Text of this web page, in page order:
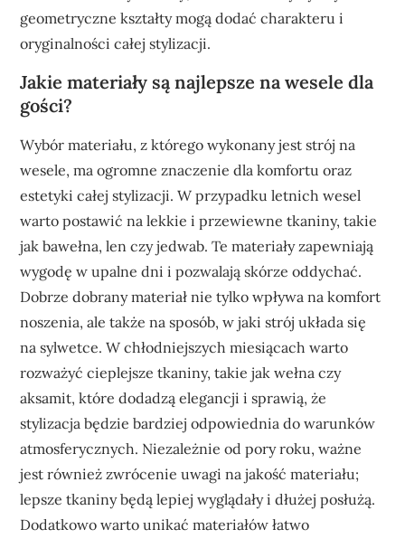
geometryczne kształty mogą dodać charakteru i
oryginalności całej stylizacji.
Jakie materiały są najlepsze na wesele dla
gości?
Wybór materiału, z którego wykonany jest strój na
wesele, ma ogromne znaczenie dla komfortu oraz
estetyki całej stylizacji. W przypadku letnich wesel
warto postawić na lekkie i przewiewne tkaniny, takie
jak bawełna, len czy jedwab. Te materiały zapewniają
wygodę w upalne dni i pozwalają skórze oddychać.
Dobrze dobrany materiał nie tylko wpływa na komfort
noszenia, ale także na sposób, w jaki strój układa się
na sylwetce. W chłodniejszych miesiącach warto
rozważyć cieplejsze tkaniny, takie jak wełna czy
aksamit, które dodadzą elegancji i sprawią, że
stylizacja będzie bardziej odpowiednia do warunków
atmosferycznych. Niezależnie od pory roku, ważne
jest również zwrócenie uwagi na jakość materiału;
lepsze tkaniny będą lepiej wyglądały i dłużej posłużą.
Dodatkowo warto unikać materiałów łatwo